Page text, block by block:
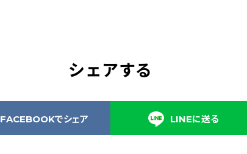
シェアする
LINEに送る
FACEBOOKでシェア